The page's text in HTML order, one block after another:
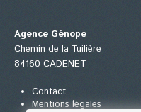
Agence Génope
Chemin de la Tuilière
84160 CADENET
Contact
Mentions légales